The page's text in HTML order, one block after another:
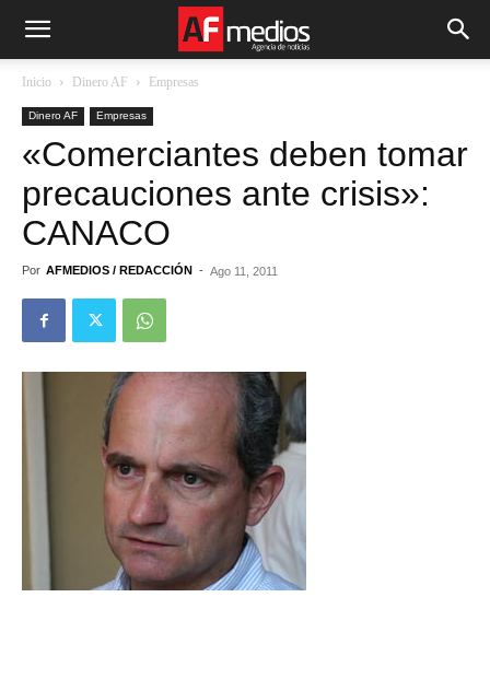
Inicio Dinero AF Empresas
Dinero AF Empresas
«Comerciantes deben tomar
precauciones ante crisis»:
CANACO
Por AFMEDIOS / REDACCIÓN - Ago 11, 2011